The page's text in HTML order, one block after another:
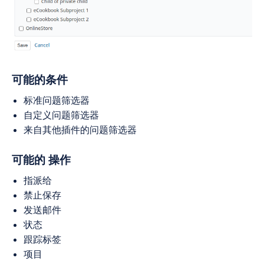
可能的条件
标准问题筛选器
自定义问题筛选器
来自其他插件的问题筛选器
可能的 操作
指派给
禁止保存
发送邮件
状态
跟踪标签
项目